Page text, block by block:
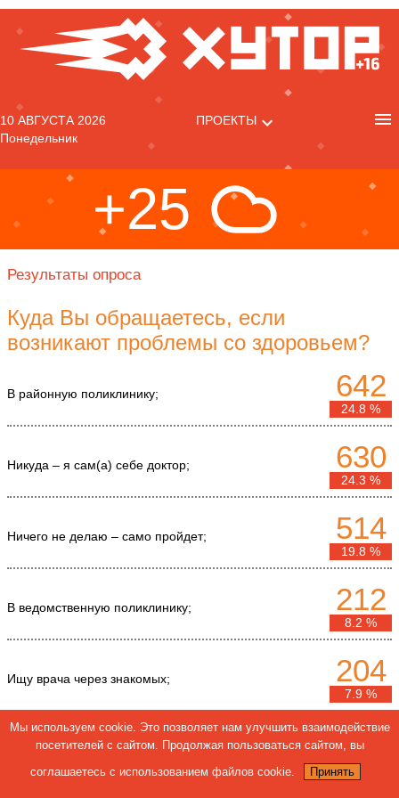
10 АВГУСТА 2026
Понедельник
ПРОЕКТЫ
+25
Результаты опроса
Куда Вы обращаетесь, если
возникают проблемы со здоровьем?
В районную поликлинику; 642
24.8 %
Никуда – я сам(а) себе доктор; 630
24.3 %
Ничего не делаю – само пройдет; 514
19.8 %
В ведомственную поликлинику; 212
8.2 %
Ищу врача через знакомых; 204
7.9 %
В платную клинику; 200
7.7 %
Мы используем cookie. Это позволяет нам улучшить взаимодействие
посетителей с сайтом. Продолжая пользоваться сайтом, вы
соглашаетесь с использованием файлов cookie.
Принять